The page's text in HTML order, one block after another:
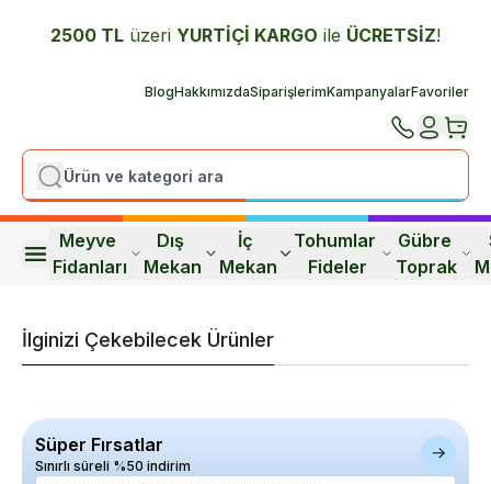
2500 TL üzeri YURTİÇİ KARGO ile ÜCRETSİZ!
BlogHakkımızdaSiparişlerimKampanyalarFavoriler
Meyve
Fidanları
Dış
Mekan
İç
Mekan
Tohumlar
Fideler
Gübre
Toprak
İlginizi Çekebilecek Ürünler
Süper Fırsatlar
Sınırlı süreli %50 indirim